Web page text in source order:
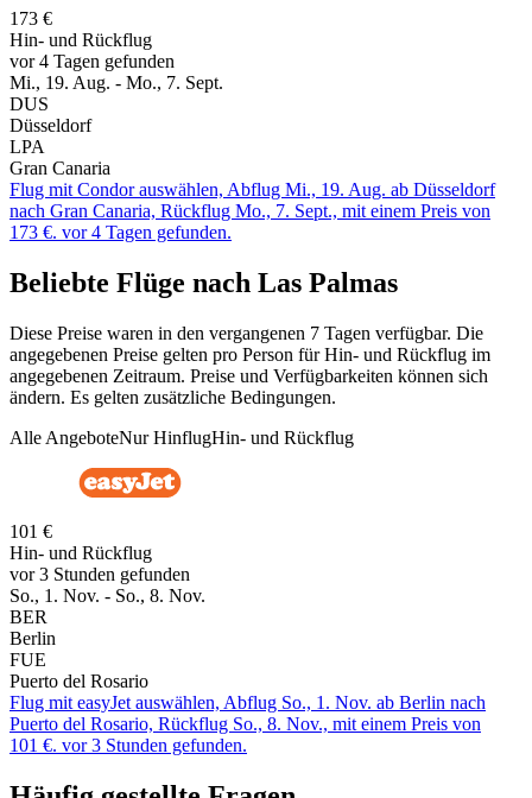
173 €
Hin- und Rückflug
vor 4 Tagen gefunden
Mi., 19. Aug. - Mo., 7. Sept.
DUS
Düsseldorf
LPA
Gran Canaria
Flug mit Condor auswählen, Abflug Mi., 19. Aug. ab Düsseldorf
nach Gran Canaria, Rückflug Mo., 7. Sept., mit einem Preis von
173 €. vor 4 Tagen gefunden.
Beliebte Flüge nach Las Palmas
Diese Preise waren in den vergangenen 7 Tagen verfügbar. Die
angegebenen Preise gelten pro Person für Hin- und Rückflug im
angegebenen Zeitraum. Preise und Verfügbarkeiten können sich
ändern. Es gelten zusätzliche Bedingungen.
Alle AngeboteNur HinflugHin- und Rückflug
101 €
Hin- und Rückflug
vor 3 Stunden gefunden
So., 1. Nov. - So., 8. Nov.
BER
Berlin
FUE
Puerto del Rosario
Flug mit easyJet auswählen, Abflug So., 1. Nov. ab Berlin nach
Puerto del Rosario, Rückflug So., 8. Nov., mit einem Preis von
101 €. vor 3 Stunden gefunden.